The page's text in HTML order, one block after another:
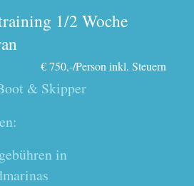
1/2 Woche
€ 750,-/Person inkl. Steuern
& Skipper
in